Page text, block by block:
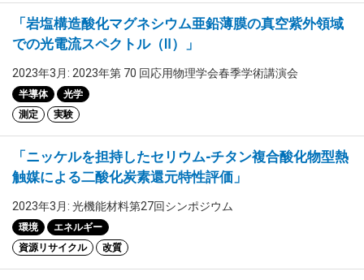
「岩塩構造酸化マグネシウム亜鉛薄膜の真空紫外領域
での光電流スペクトル（Ⅱ）」
2023年3月: 2023年第 70 回応用物理学会春季学術講演会
半導体
光学
測定
実験
「ニッケルを担持したセリウム-チタン複合酸化物型熱
触媒による二酸化炭素還元特性評価」
2023年3月: 光機能材料第27回シンポジウム
環境
エネルギー
資源リサイクル
改質